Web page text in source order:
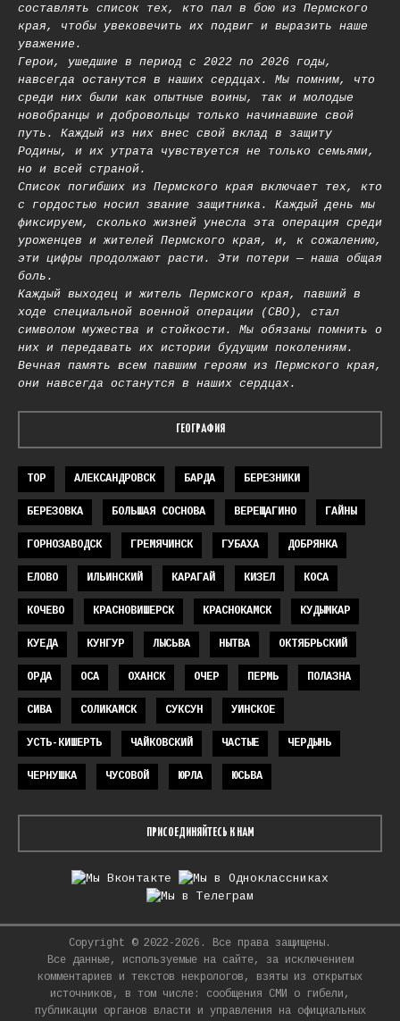
составлять список тех, кто пал в бою из Пермского
края, чтобы увековечить их подвиг и выразить наше
уважение.
Герои, ушедшие в период с 2022 по 2026 годы,
навсегда останутся в наших сердцах. Мы помним, что
среди них были как опытные воины, так и молодые
новобранцы и добровольцы только начинавшие свой
путь. Каждый из них внес свой вклад в защиту
Родины, и их утрата чувствуется не только семьями,
но и всей страной.
Список погибших из Пермского края включает тех, кто
с гордостью носил звание защитника. Каждый день мы
фиксируем, сколько жизней унесла эта операция среди
уроженцев и жителей Пермского края, и, к сожалению,
эти цифры продолжают расти. Эти потери — наша общая
боль.
Каждый выходец и житель Пермского края, павший в
ходе специальной военной операции (СВО), стал
символом мужества и стойкости. Мы обязаны помнить о
них и передавать их истории будущим поколениям.
Вечная память всем павшим героям из Пермского края,
они навсегда останутся в наших сердцах.
ГЕОГРАФИЯ
TOP АЛЕКСАНДРОВСК БАРДА БЕРЕЗНИКИ
БЕРЕЗОВКА БОЛЬШАЯ СОСНОВА ВЕРЕЩАГИНО ГАЙНЫ
ГОРНОЗАВОДСК ГРЕМЯЧИНСК ГУБАХА ДОБРЯНКА
ЕЛОВО ИЛЬИНСКИЙ КАРАГАЙ КИЗЕЛ КОСА
КОЧЕВО КРАСНОВИШЕРСК КРАСНОКАМСК КУДЫМКАР
КУЕДА КУНГУР ЛЫСЬВА НЫТВА ОКТЯБРЬСКИЙ
ОРДА ОСА ОХАНСК ОЧЕР ПЕРМЬ ПОЛАЗНА
СИВА СОЛИКАМСК СУКСУН УИНСКОЕ
УСТЬ-КИШЕРТЬ ЧАЙКОВСКИЙ ЧАСТЫЕ ЧЕРДЫНЬ
ЧЕРНУШКА ЧУСОВОЙ ЮРЛА ЮСЬВА
ПРИСОЕДИНЯЙТЕСЬ К НАМ
Copyright © 2022-2026. Все права защищены.
Все данные, используемые на сайте, за исключением
комментариев и текстов некрологов, взяты из открытых
источников, в том числе: сообщения СМИ о гибели,
публикации органов власти и управления на официальных